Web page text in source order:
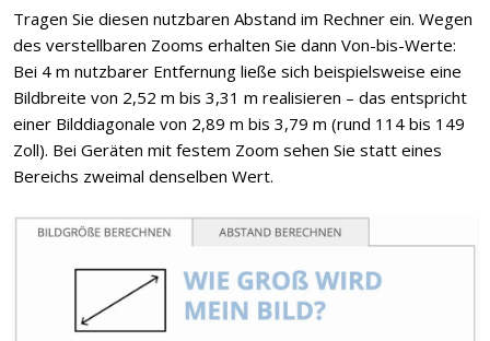
Tragen Sie diesen nutzbaren Abstand im Rechner ein. Wegen
des verstellbaren Zooms erhalten Sie dann Von-bis-Werte:
Bei 4 m nutzbarer Entfernung ließe sich beispielsweise eine
Bildbreite von 2,52 m bis 3,31 m realisieren – das entspricht
einer Bilddiagonale von 2,89 m bis 3,79 m (rund 114 bis 149
Zoll). Bei Geräten mit festem Zoom sehen Sie statt eines
Bereichs zweimal denselben Wert.